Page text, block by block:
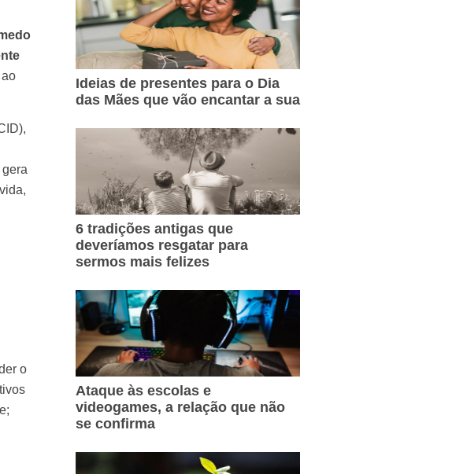
o
Ideias de presentes para o Dia
das Mães que vão encantar a sua
6 tradições antigas que
deveríamos resgatar para
sermos mais felizes
Ataque às escolas e
videogames, a relação que não
se confirma